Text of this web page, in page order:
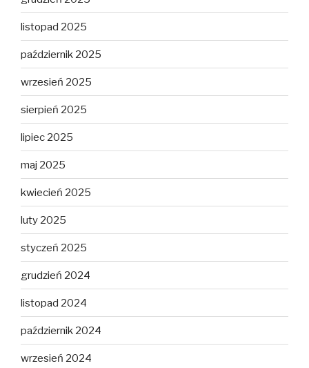
listopad 2025
październik 2025
wrzesień 2025
sierpień 2025
lipiec 2025
maj 2025
kwiecień 2025
luty 2025
styczeń 2025
grudzień 2024
listopad 2024
październik 2024
wrzesień 2024